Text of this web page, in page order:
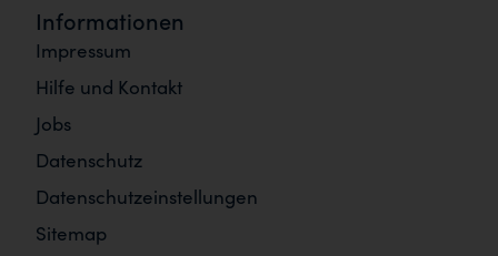
Informationen
Impressum
Hilfe und Kontakt
Jobs
Datenschutz
Datenschutzeinstellungen
Sitemap